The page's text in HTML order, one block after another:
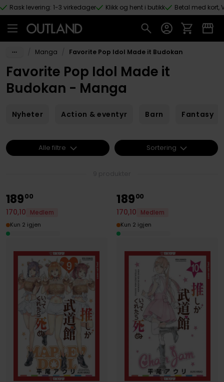
Hopp til hovedinnhold
Rask levering: 1-3 virkedager Klikk og hent i butikk Betal med kort,
Manga Favorite Pop Idol Made it Budokan
Favorite Pop Idol Made it
Budokan - Manga
Nyheter Action & eventyr Barn Fantasy
18900
170,10
Medlem
Kun 2 igjen
18900
170,10
Medlem
Kun 2 igjen
Alle filtre Sortering